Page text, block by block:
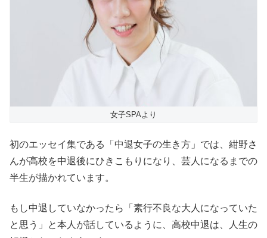
女子SPAより
初のエッセイ集である「中退女子の生き方」では、紺野さ
んが高校を中退後にひきこもりになり、芸人になるまでの
半生が描かれています。
もし中退していなかったら「素行不良な大人になっていた
と思う」と本人が話しているように、高校中退は、人生の